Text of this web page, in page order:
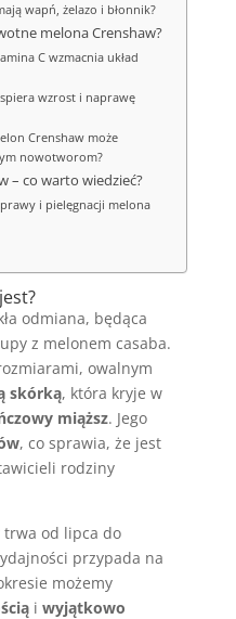
wapń, żelazo i błonnik?
melona Crenshaw?
C wzmacnia układ
wzrost i naprawę
Crenshaw może
nowotworom?
– co warto wiedzieć?
i pielęgnacji melona
odmiana, będąca
z melonem casaba.
owalnym
skórką, która kryje w
miąższ. Jego
, co sprawia, że jest
rodziny
trwa od lipca do
przypada na
możemy
i wyjątkowo